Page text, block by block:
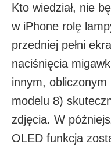
Kto wiedział, nie
w iPhone rolę
przedniej pełni
naciśnięcia
innym, obliczonym
modelu 8)
zdjęcia. W
OLED funkcja